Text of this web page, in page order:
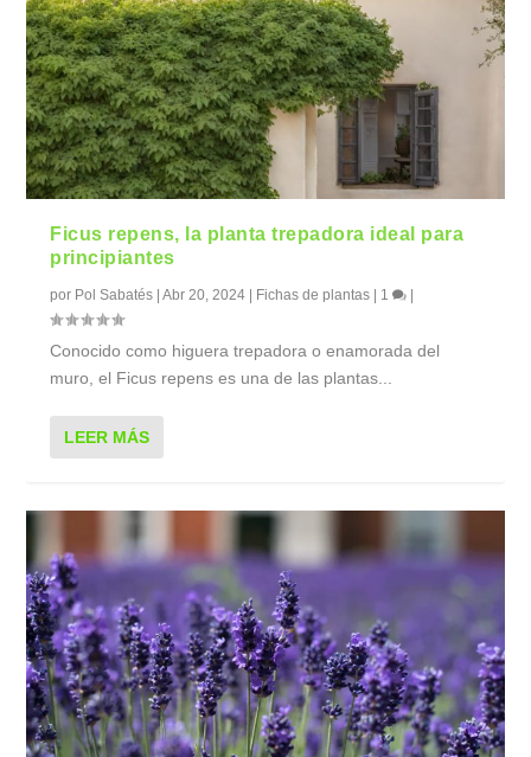
Ficus repens, la planta trepadora ideal para
principiantes
por Pol Sabatés |Abr 20, 2024 Fichas de plantas 1
Conocido como higuera trepadora o enamorada del
muro, el Ficus repens es una de las plantas...
LEER MÁS